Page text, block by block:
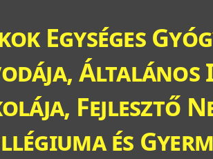
Egységes
Általános
Fejlesztő
és